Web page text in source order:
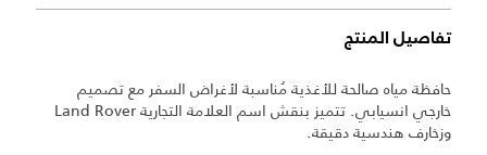
تفاصيل المنتج
حافظة مياه صالحة للأغذية مُناسبة لأغراض السفر مع تصميم
خارجي انسيابي. تتميز بنقش اسم العلامة التجارية Land Rover
وزخارف هندسية دقيقة.